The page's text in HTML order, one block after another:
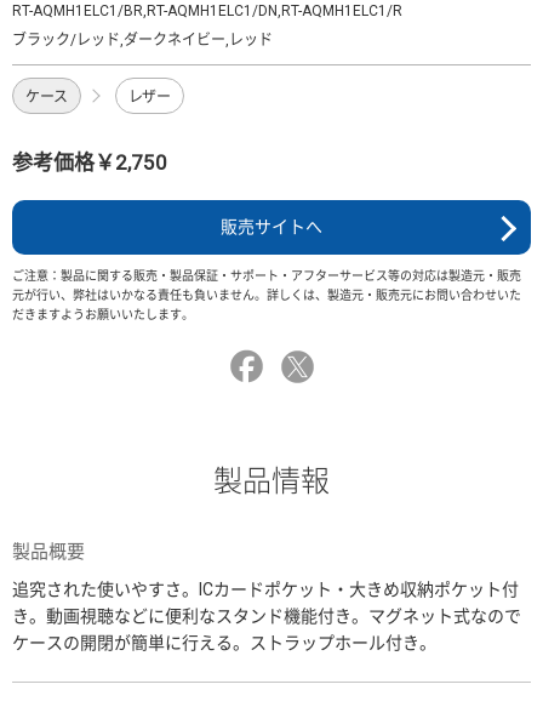
RT-AQMH1ELC1/BR,RT-AQMH1ELC1/DN,RT-AQMH1ELC1/R
ブラック/レッド,ダークネイビー,レッド
ケース レザー
参考価格￥2,750
販売サイトへ
ご注意：製品に関する販売・製品保証・サポート・アフターサービス等の対応は製造元・販売
元が行い、弊社はいかなる責任も負いません。詳しくは、製造元・販売元にお問い合わせいた
だきますようお願いいたします。
製品情報
製品概要
追究された使いやすさ。ICカードポケット・大きめ収納ポケット付
き。動画視聴などに便利なスタンド機能付き。マグネット式なので
ケースの開閉が簡単に行える。ストラップホール付き。